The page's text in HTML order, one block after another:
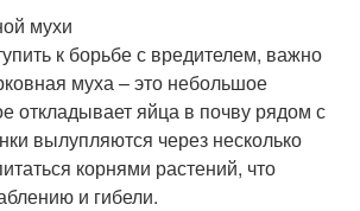
мухи
к борьбе с вредителем, важно
муха – это небольшое
откладывает яйца в почву рядом с
вылупляются через несколько
корнями растений, что
и гибели.